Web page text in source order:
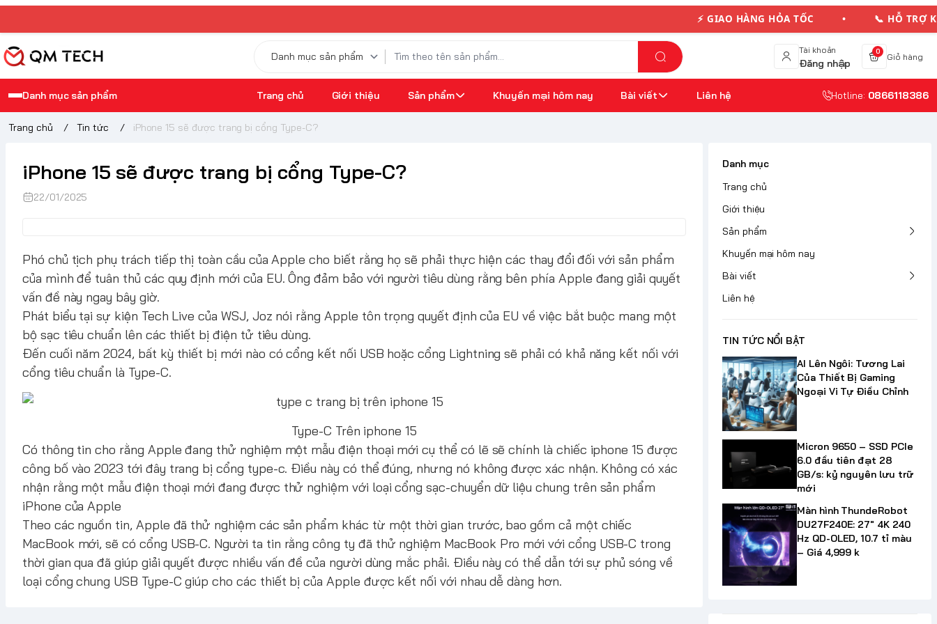
⚡ GIAO HÀNG HỎA TỐC • 📞 HỖ TRỢ
Tài khoản
Đăng nhập
0
Giỏ hàng
Danh mục sản phẩm Trang chủ Giới thiệu Sản phẩm Khuyến mại hôm nay Bài viết Liên hệ Hotline: 0866118386
Trang chủ / Tin tức / iPhone 15 sẽ được trang bị cổng Type-C?
iPhone 15 sẽ được trang bị cổng Type-C?
22/01/2025
Phó chủ tịch phụ trách tiếp thị toàn cầu của Apple cho biết rằng họ sẽ phải thực hiện các thay đổi đối với sản phẩm
của mình để tuân thủ các quy định mới của EU. Ông đảm bảo với người tiêu dùng rằng bên phía Apple đang giải quyết
vấn đề này ngay bây giờ.
Phát biểu tại sự kiện Tech Live của WSJ, Joz nói rằng Apple tôn trọng quyết định của EU về việc bắt buộc mang một
bộ sạc tiêu chuẩn lên các thiết bị điện tử tiêu dùng.
Đến cuối năm 2024, bất kỳ thiết bị mới nào có cổng kết nối USB hoặc cổng Lightning sẽ phải có khả năng kết nối với
cổng tiêu chuẩn là Type-C.
Type-C Trên iphone 15
Có thông tin cho rằng Apple đang thử nghiệm một mẫu điện thoại mới cụ thể có lẽ sẽ chính là chiếc iphone 15 được
công bố vào 2023 tới đây trang bị cổng type-c. Điều này có thể đúng, nhưng nó không được xác nhận. Không có xác
nhận rằng một mẫu điện thoại mới đang được thử nghiệm với loại cổng sạc-chuyển dữ liệu chung trên sản phẩm
iPhone của Apple
Theo các nguồn tin, Apple đã thử nghiệm các sản phẩm khác từ một thời gian trước, bao gồm cả một chiếc
MacBook mới, sẽ có cổng USB-C. Người ta tin rằng công ty đã thử nghiệm MacBook Pro mới với cổng USB-C trong
thời gian qua đã giúp giải quyết được nhiều vấn đề của người dùng mắc phải. Điều này có thể dẫn tới sự phủ sóng về
loại cổng chung USB Type-C giúp cho các thiết bị của Apple được kết nối với nhau dễ dàng hơn.
Danh mục
Trang chủ
Giới thiệu
Sản phẩm
Khuyến mại hôm nay
Bài viết
Liên hệ
TIN TỨC NỔI BẬT
AI Lên Ngôi: Tương Lai
Của Thiết Bị Gaming
Ngoại Vi Tự Điều Chỉnh
Micron 9650 – SSD PCIe
6.0 đầu tiên đạt 28
GB/s: kỷ nguyên lưu trữ
mới
Màn hình ThundeRobot
DU27F240E: 27" 4K 240
Hz QD-OLED, 10.7 tỉ màu
– Giá 4,999 k